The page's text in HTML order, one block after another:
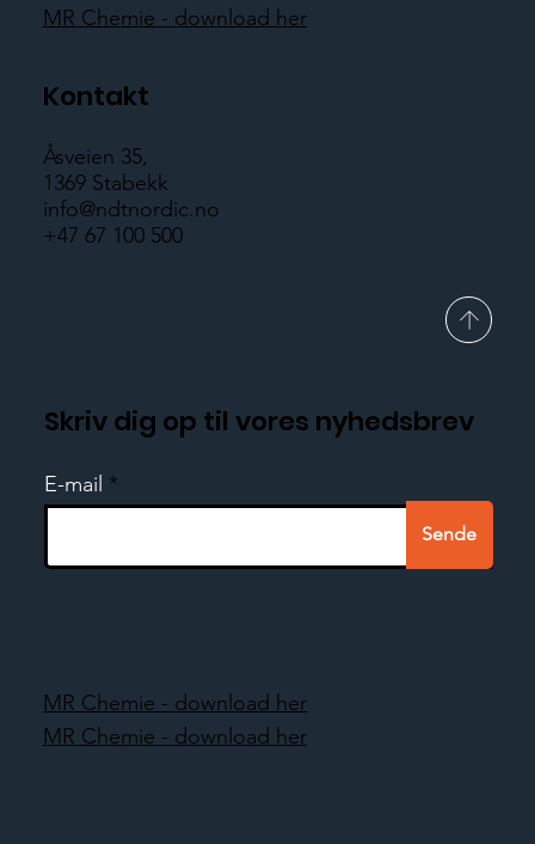
MR Chemie - download her
Kontakt
Åsveien 35,
1369 Stabekk
info@ndtnordic.no
+47 67 100 500
Skriv dig op til vores nyhedsbrev
E-mail
Sende
MR Chemie - download her
MR Chemie - download her